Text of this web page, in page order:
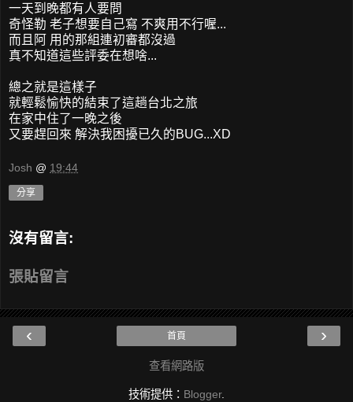
一天到晚都有人要問
奇怪勒 老子想要自己寫 不爽用不行喔...
而且阿 用的那組連初審都沒過
真不知道這些評委在想啥...
總之就是這樣子
就輕鬆愉快的結束了這趟台北之旅
在家中住了一晚之後
又要趕回來 解決我困擾已久的BUG...XD
Josh @ 19:44
分享
沒有留言:
張貼留言
‹ ›
首頁
查看網路版
技術提供： Blogger.